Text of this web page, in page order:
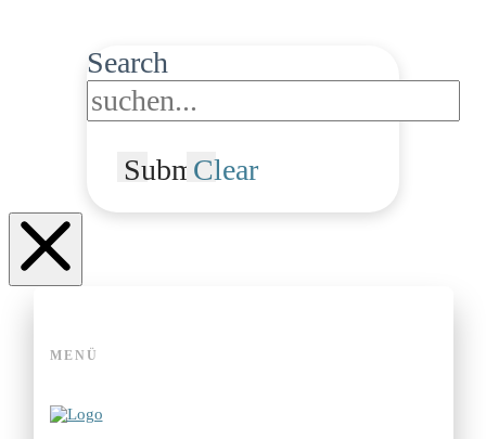
Search
SubmitClear
MENÜ